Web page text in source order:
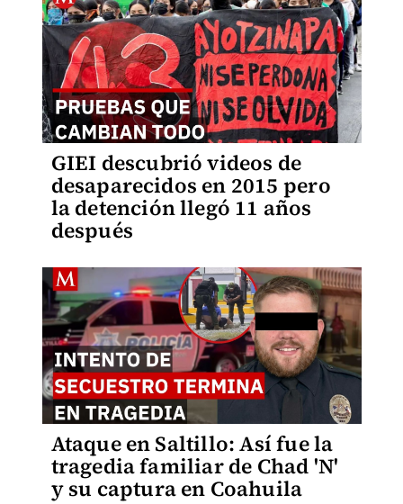
GIEI descubrió videos de
desaparecidos en 2015 pero
la detención llegó 11 años
después
Ataque en Saltillo: Así fue la
tragedia familiar de Chad 'N'
y su captura en Coahuila